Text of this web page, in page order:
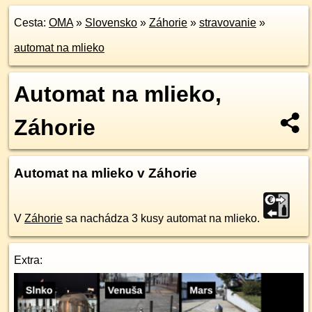
Cesta: OMA» Slovensko » Záhorie » stravovanie »
automat na mlieko
Automat na mlieko,
Záhorie
Automat na mlieko v Záhorie
V Záhorie sa nachádza 3 kusy automat na mlieko.
Extra: